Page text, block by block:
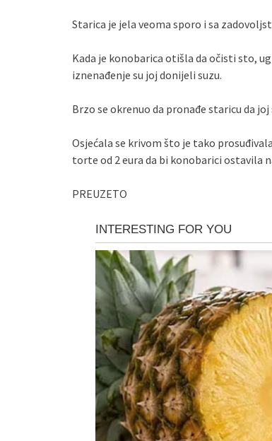
Starica je jela veoma sporo i sa
Kada je konobarica otišla da očisti sto,
iznenađenje su joj donijeli suzu.
Brzo se okrenuo da pronađe staricu da
Osjećala se krivom što je tako
torte od 2 eura da bi konobarici ostavila
PREUZETO